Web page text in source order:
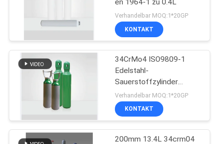
Automatischer
Feuerlöscher
Nahtlose
Stahlgasflasche
en 1964-1 zu 0.4L
Verhandelbar MOQ:1*20GP
KONTAKT
34CrMo4 ISO9809-1
Edelstahl-
Sauerstoffzylinder
Hochdruck OEM
Verhandelbar MOQ:1*20GP
KONTAKT
200mm 13.4L 34crm04